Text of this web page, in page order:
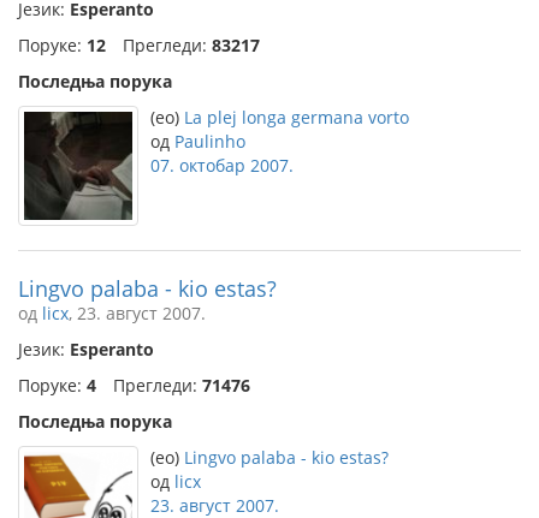
Језик: Esperanto
Поруке: 12 Прегледи: 83217
Последња порука
(eo) La plej longa germana vorto
од Paulinho
07. октобар 2007.
Lingvo palaba - kio estas?
од licx, 23. август 2007.
Језик: Esperanto
Поруке: 4 Прегледи: 71476
Последња порука
(eo) Lingvo palaba - kio estas?
од licx
23. август 2007.